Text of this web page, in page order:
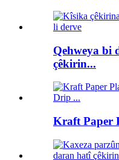
Qehweya bi
çêkirin...
Kraft Paper